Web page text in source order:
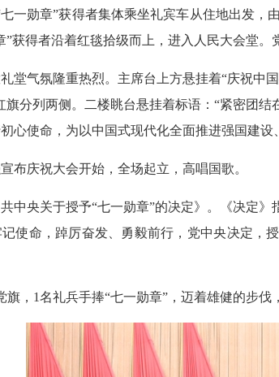
七一勋章”获得者集体乘坐礼宾车从住地出发
”获得者沿着红毯拾级而上，进入人民大会堂
堂气氛隆重热烈。主席台上方悬挂着“庆祝中
旗分列两侧。二楼眺台悬挂着标语：“紧密团
心使命，为以中国式现代化全面推进强国建设
布庆祝大会开始，全场起立，高唱国歌。
中央关于授予“七一勋章”的决定》。《决定
使命，踔厉奋发、勇毅前行，党中央决定，
旗，1名礼兵手捧“七一勋章”，迈着雄健的步伐